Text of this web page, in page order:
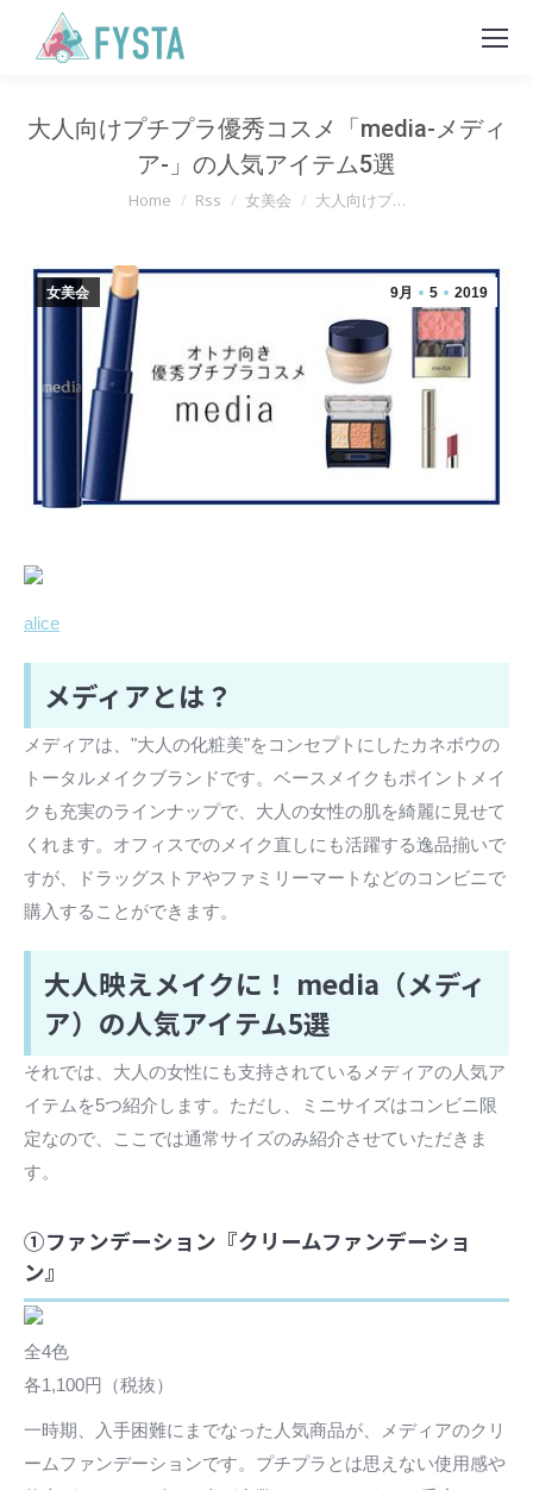
大人向けプチプラ優秀コスメ「media-メディ
ア-」の人気アイテム5選
You are here:
Home Rss 女美会 大人向けプ…
9月 5 2019
女美会
alice
メディアとは？
メディアは、"大人の化粧美"をコンセプトにしたカネボウの
トータルメイクブランドです。ベースメイクもポイントメイ
クも充実のラインナップで、大人の女性の肌を綺麗に見せて
くれます。オフィスでのメイク直しにも活躍する逸品揃いで
すが、ドラッグストアやファミリーマートなどのコンビニで
購入することができます。
大人映えメイクに！ media（メディ
ア）の人気アイテム5選
それでは、大人の女性にも支持されているメディアの人気ア
イテムを5つ紹介します。ただし、ミニサイズはコンビニ限
定なので、ここでは通常サイズのみ紹介させていただきま
す。
①ファンデーション『クリームファンデーショ
ン』
全4色
各1,100円（税抜）
一時期、入手困難にまでなった人気商品が、メディアのクリ
ームファンデーションです。プチプラとは思えない使用感や